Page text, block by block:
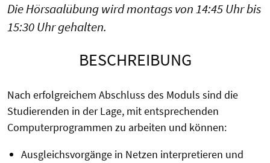
Die Hörsaalübung wird montags von 14:45 Uhr bis
15:30 Uhr gehalten.
BESCHREIBUNG
Nach erfolgreichem Abschluss des Moduls sind die
Studierenden in der Lage, mit entsprechenden
Computerprogrammen zu arbeiten und können:
Ausgleichsvorgänge in Netzen interpretieren und